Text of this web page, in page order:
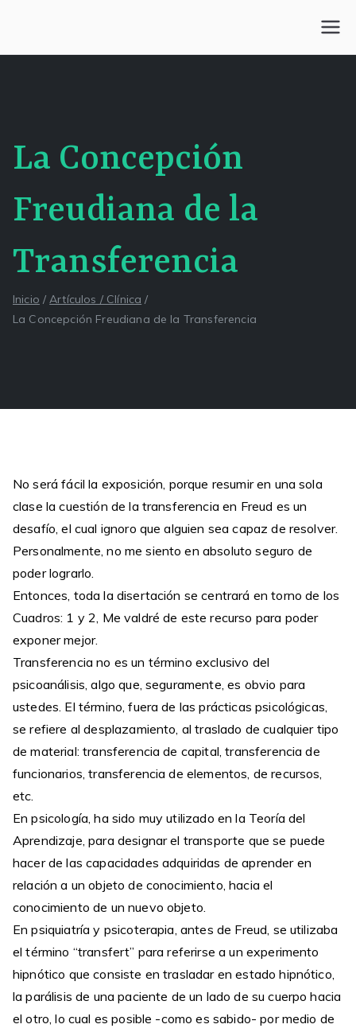
contenido
Centro Kesselman
La Concepción
Freudiana de la
Transferencia
Inicio
Artículos / Clínica
La Concepción Freudiana de la Transferencia
No será fácil la exposición, porque resumir en una sola
clase la cuestión de la transferencia en Freud es un
desafío, el cual ignoro que alguien sea capaz de resolver.
Personalmente, no me siento en absoluto seguro de
poder lograrlo.
Entonces, toda la disertación se centrará en torno de los
Cuadros: 1 y 2, Me valdré de este recurso para poder
exponer mejor.
Transferencia no es un término exclusivo del
psicoanálisis, algo que, seguramente, es obvio para
ustedes. El término, fuera de las prácticas psicológicas,
se refiere al desplazamiento, al traslado de cualquier tipo
de material: transferencia de capital, transferencia de
funcionarios, transferencia de elementos, de recursos,
etc.
En psicología, ha sido muy utilizado en la Teoría del
Aprendizaje, para designar el transporte que se puede
hacer de las capacidades adquiridas de aprender en
relación a un objeto de conocimiento, hacia el
conocimiento de un nuevo objeto.
En psiquiatría y psicoterapia, antes de Freud, se utilizaba
el término “transfert” para referirse a un experimento
hipnótico que consiste en trasladar en estado hipnótico,
la parálisis de una paciente de un lado de su cuerpo hacia
el otro, lo cual es posible -como es sabido- por medio de